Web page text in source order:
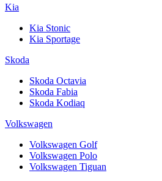
Kia
Kia Stonic
Kia Sportage
Skoda
Skoda Octavia
Skoda Fabia
Skoda Kodiaq
Volkswagen
Volkswagen Golf
Volkswagen Polo
Volkswagen Tiguan